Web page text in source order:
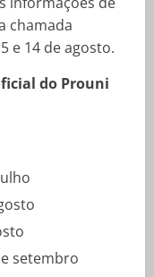
chamada
e 14 de agosto.
do Prouni
setembro